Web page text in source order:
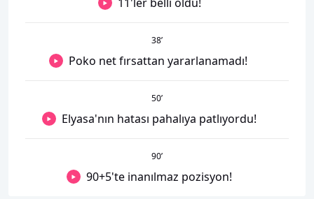
38’
Poko net fırsattan yararlanamadı!
50’
Elyasa'nın hatası pahalıya patlıyordu!
90’
90+5'te inanılmaz pozisyon!